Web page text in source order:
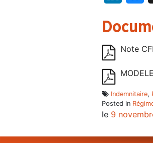
Note
Indemnitaire,
Posted in
le 9